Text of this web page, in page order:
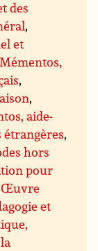
des
,
et
Mémentos,
,
,
aide-
étrangères,
hors
pour
Œuvre
et